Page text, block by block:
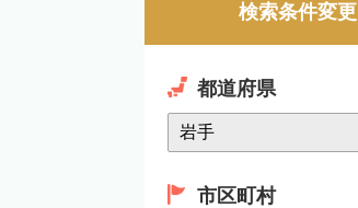
検索条件変更
都道府県
市区町村